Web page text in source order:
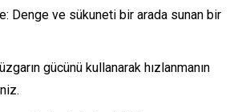
Denge ve sükuneti bir arada sunan bir
gücünü kullanarak hızlanmanın